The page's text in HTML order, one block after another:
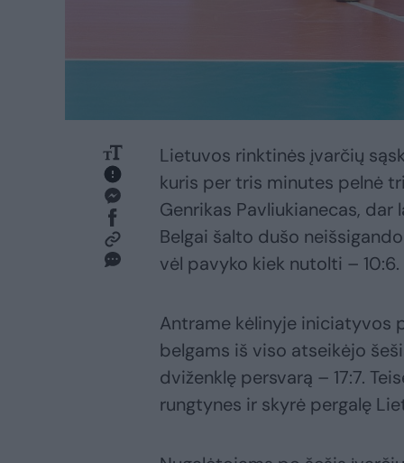
Lietuvos rinktinės įvarčių
kuris per tris minutes pelnė
Genrikas Pavliukianecas,
Belgai šalto dušo
vėl pavyko kiek nutolti – 10:6.
Antrame kėlinyje iniciatyvos
belgams iš viso atseikėjo
dviženklę persvarą – 17:7.
rungtynes ir skyrė pergalę